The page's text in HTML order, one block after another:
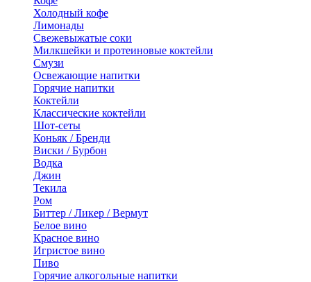
Холодный кофе
Лимонады
Свежевыжатые соки
Милкшейки и протеиновые коктейли
Смузи
Освежающие напитки
Горячие напитки
Коктейли
Классические коктейли
Шот-сеты
Коньяк / Бренди
Виски / Бурбон
Водка
Джин
Текила
Ром
Биттер / Ликер / Вермут
Белое вино
Красное вино
Игристое вино
Пиво
Горячие алкогольные напитки